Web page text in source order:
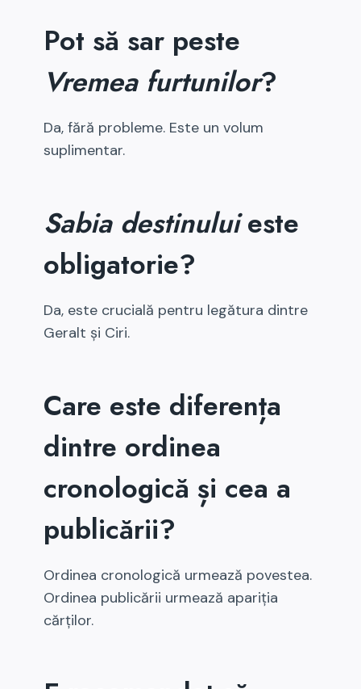
Pot să sar peste
Vremea furtunilor?
Da, fără probleme. Este un volum
suplimentar.
Sabia destinuluieste
obligatorie?
Da, este crucială pentru legătura dintre
Geralt și Ciri.
Care este diferența
dintre ordinea
cronologică și cea a
publicării?
Ordinea cronologică urmează povestea.
Ordinea publicării urmează apariția
cărților.